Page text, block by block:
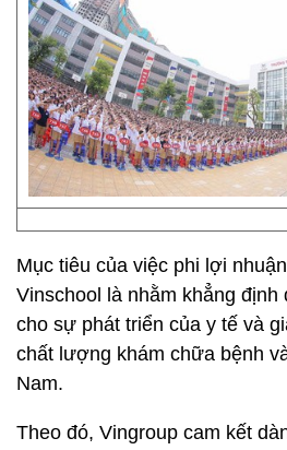
Mục tiêu của việc phi lợi
Vinschool là nhằm khẳng định
cho sự phát triển của y tế và
chất lượng khám chữa bệnh
Nam.
Theo đó, Vingroup cam kết